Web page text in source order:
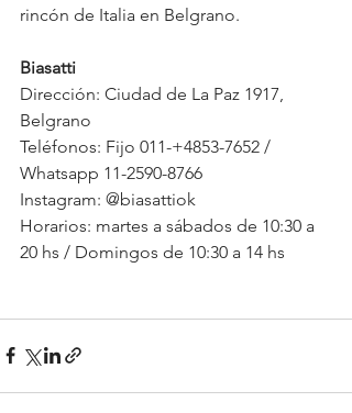
rincón de Italia en Belgrano.
Biasatti
Dirección: Ciudad de La Paz 1917,
Belgrano
Teléfonos: Fijo 011-+4853-7652 /
Whatsapp 11-2590-8766
Instagram: @biasattiok
Horarios: martes a sábados de 10:30 a
20 hs / Domingos de 10:30 a 14 hs